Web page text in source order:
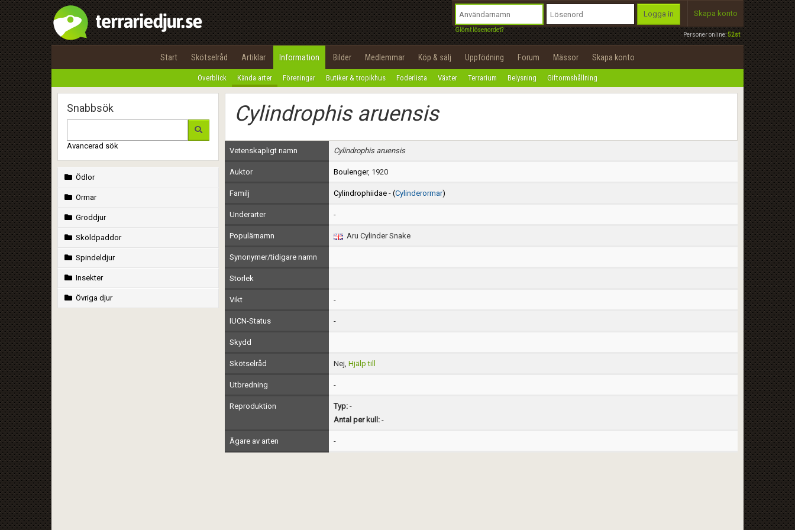
Personer online:52st
Logga in
Glömt lösenordet?
Skapa konto
Start Skötselråd Artiklar Information Bilder Medlemmar Köp & sälj Uppfödning Forum Mässor Skapa konto
Överblick Kända arter Föreningar Butiker & tropikhus Foderlista Växter Terrarium Belysning Giftormshållning
Snabbsök
Avancerad sök
Ödlor
Ormar
Groddjur
Sköldpaddor
Spindeldjur
Insekter
Övriga djur
Cylindrophis aruensis
Vetenskapligt namn Cylindrophis aruensis
Auktor Boulenger, 1920
Familj Cylindrophiidae - (Cylinderormar)
Underarter -
Populärnamn Aru Cylinder Snake
Synonymer/tidigare namn
Storlek
Vikt -
IUCN-Status -
Skydd
Skötselråd Nej, Hjälp till
Utbredning -
Reproduktion Typ:-
Antal per kull:-
Ägare av arten -
Utför
100%
OK
integritetspolicy
Namn:
Epost:
Användarnamn:
Lösenord:
Privacy Policy
Terms of Service
Begär nytt lösenord
Tillbaka till förstasidan